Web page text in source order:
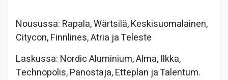
Nousussa: Rapala, Wärtsilä, Keskisuomalainen,
Citycon, Finnlines, Atria ja Teleste
Laskussa: Nordic Aluminium, Alma, Ilkka,
Technopolis, Panostaja, Etteplan ja Talentum.